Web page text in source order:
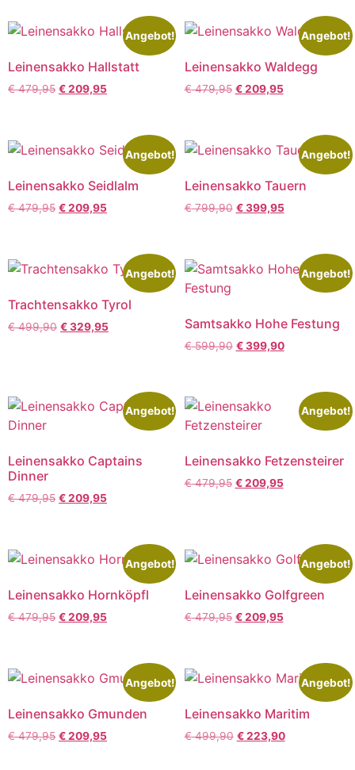
Angebot!
Leinensakko Hallstatt
€479,95 €209,95
Angebot!
Leinensakko Waldegg
€479,95 €209,95
Angebot!
Leinensakko Seidlalm
€479,95 €209,95
Angebot!
Leinensakko Tauern
€799,90 €399,95
Angebot!
Trachtensakko Tyrol
€499,90 €329,95
Angebot!
Samtsakko Hohe Festung
€599,90 €399,90
Angebot!
Leinensakko Captains
Dinner
€479,95 €209,95
Angebot!
Leinensakko Fetzensteirer
€479,95 €209,95
Angebot!
Leinensakko Hornköpfl
€479,95 €209,95
Angebot!
Leinensakko Golfgreen
€479,95 €209,95
Angebot!
Leinensakko Gmunden
€479,95 €209,95
Angebot!
Leinensakko Maritim
€499,90 €223,90